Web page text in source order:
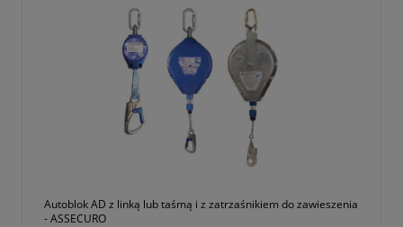
Autoblok AD z linką lub taśmą i z zatrzaśnikiem do zawieszenia
- ASSECURO